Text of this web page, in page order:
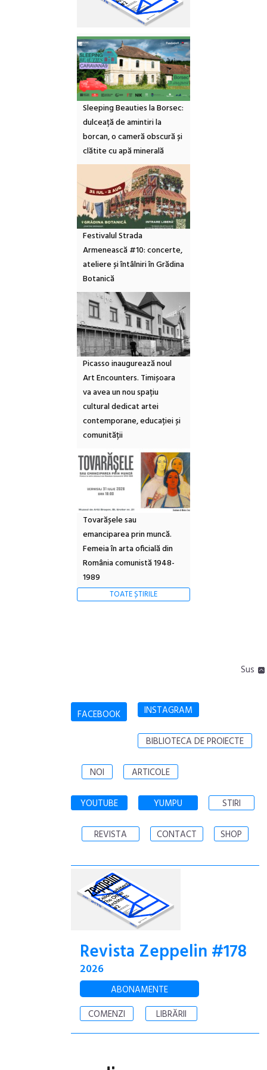
Sleeping Beauties la Borsec:
dulceață de amintiri la
borcan, o cameră obscură și
clătite cu apă minerală
Festivalul Strada
Armenească #10: concerte,
ateliere și întâlniri în Grădina
Botanică
Picasso inaugurează noul
Art Encounters. Timișoara
va avea un nou spațiu
cultural dedicat artei
contemporane, educației și
comunității
Tovarășele sau
emanciparea prin muncă.
Femeia în arta oficială din
România comunistă 1948-
1989
TOATE ȘTIRILE
Sus
FACEBOOK INSTAGRAM
BIBLIOTECA DE PROIECTE
NOI ARTICOLE
YOUTUBE YUMPU STIRI
REVISTA CONTACT SHOP
Revista Zeppelin #178
2026
ABONAMENTE
COMENZI
LIBRĂRII